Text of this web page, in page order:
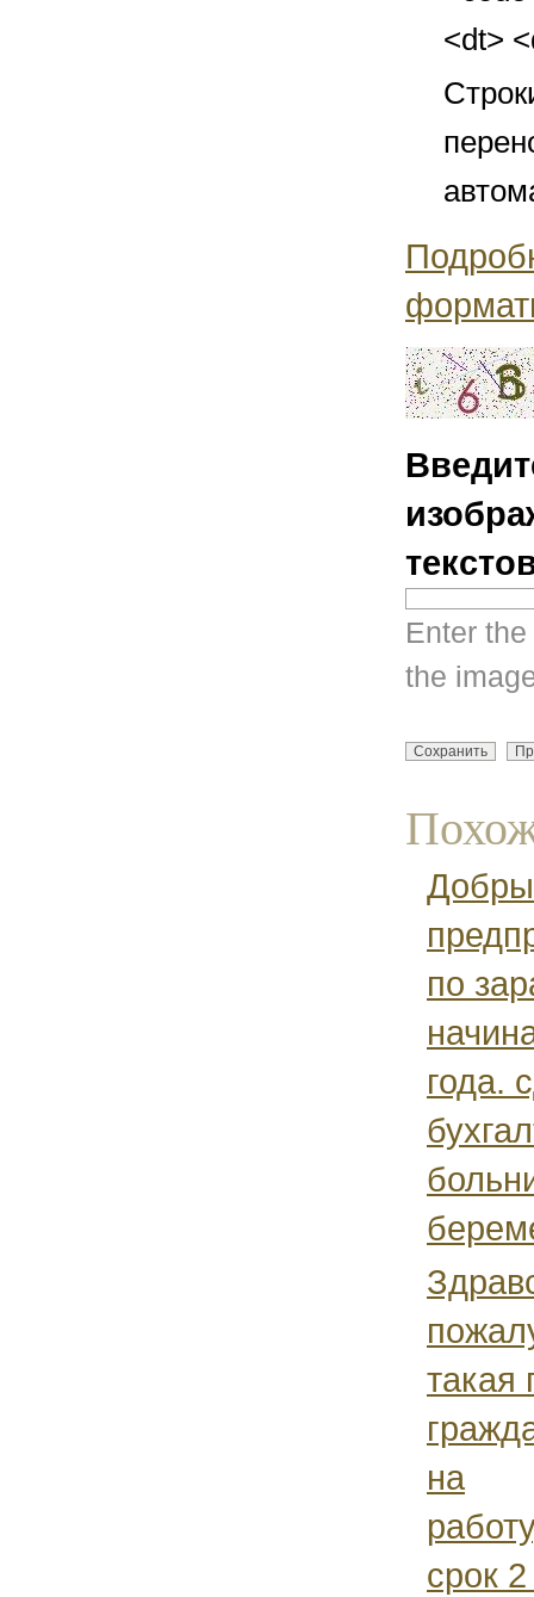
<dt>
Enter
the
по
года.
такая
на
срок